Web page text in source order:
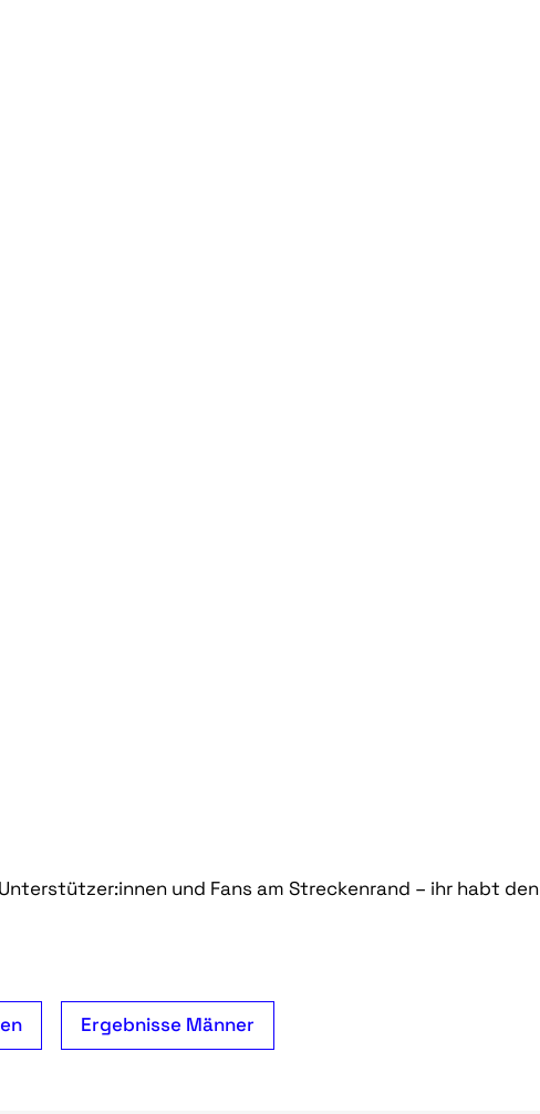
und Fans am Streckenrand – ihr habt den
Ergebnisse Männer